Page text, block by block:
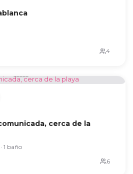
cerca de la
1 baño